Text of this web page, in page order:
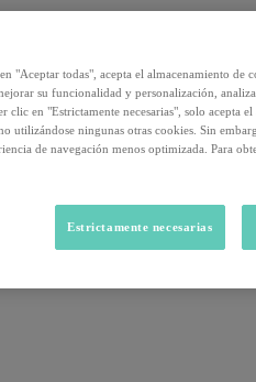
"Aceptar todas", acepta el almacenamiento de
su funcionalidad y personalización,
en "Estrictamente necesarias", solo acepta
utilizándose ningunas otras cookies. Sin
de navegación menos optimizada. Para
Estrictamente necesarias